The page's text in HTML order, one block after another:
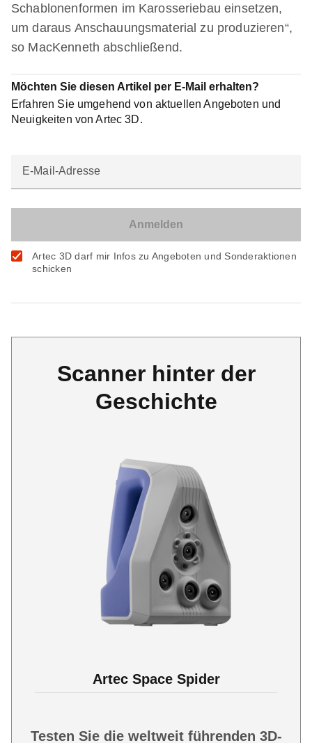
Schablonenformen im Karosseriebau einsetzen,
um daraus Anschauungsmaterial zu produzieren“,
so MacKenneth abschließend.
Möchten Sie diesen Artikel per E-Mail erhalten?
Erfahren Sie umgehend von aktuellen Angeboten und
Neuigkeiten von Artec 3D.
E-Mail-Adresse
Artec 3D darf mir Infos zu Angeboten und Sonderaktionen
schicken
Scanner hinter der
Geschichte
Artec Space Spider
Testen Sie die weltweit führenden 3D-